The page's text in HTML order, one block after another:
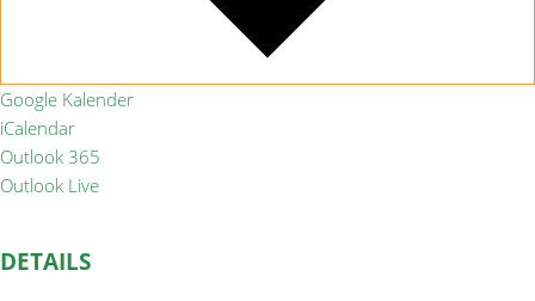
Google Kalender
iCalendar
Outlook 365
Outlook Live
DETAILS